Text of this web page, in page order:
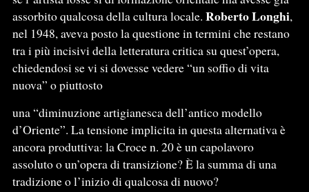
assorbito qualcosa della cultura locale. Roberto Longhi,
nel 1948, aveva posto la questione in termini che restano
tra i più incisivi della letteratura critica su quest’opera,
chiedendosi se vi si dovesse vedere “un soffio di vita
nuova” o piuttosto
una “diminuzione artigianesca dell’antico modello
d’Oriente”. La tensione implicita in questa alternativa è
ancora produttiva: la Croce n. 20 è un capolavoro
assoluto o un’opera di transizione? È la summa di una
tradizione o l’inizio di qualcosa di nuovo?